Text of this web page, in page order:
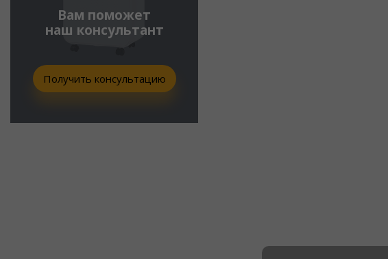
Вам поможет
наш консультант
Получить консультацию